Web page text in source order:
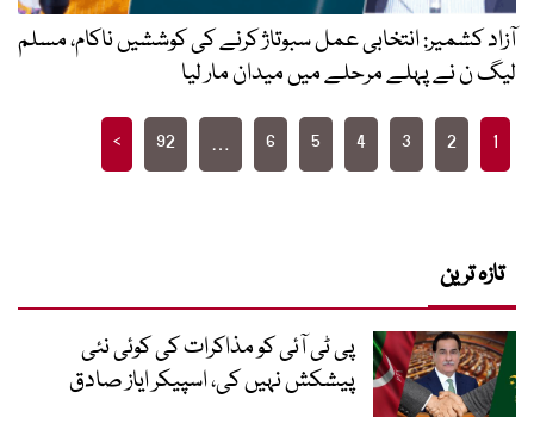
آزاد کشمیر: انتخابی عمل سبوتاژ کرنے کی کوششیں ناکام، مسلم
لیگ ن نے پہلے مرحلے میں میدان مار لیا
Posts
pagination
1
2
3
4
5
6
…
92
>
تازہ ترین
پی ٹی آئی کو مذاکرات کی کوئی نئی
پیشکش نہیں کی، اسپیکر ایاز صادق